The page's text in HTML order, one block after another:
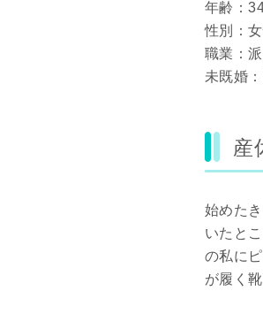
年齢：
性別：
職業：
未既婚
産
始めた
いたと
の私に
が履く